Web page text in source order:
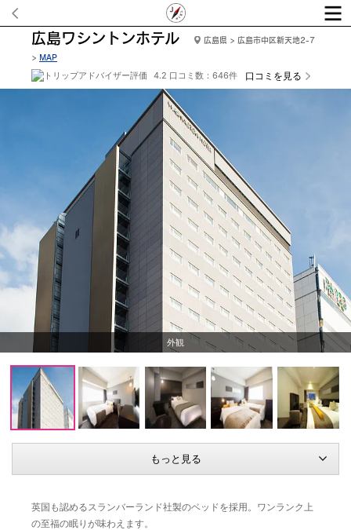
広島ワシントンホテル 広島県 > 広島市中区新天地2-7
> MAP
4.2 口コミ数：646件 口コミを見る
スーペリアダ
もっと見る
英国も認めるスランバーランド社製のベッドを採用。ワンランク上
の至福の眠りが味わえます。